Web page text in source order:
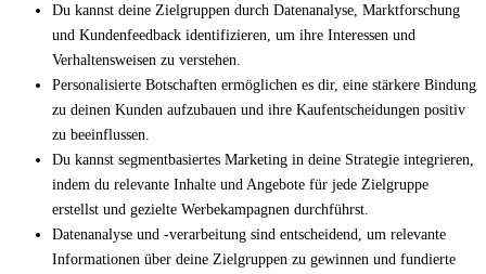
Du kannst deine Zielgruppen durch Datenanalyse, Marktforschung
und Kundenfeedback identifizieren, um ihre Interessen und
Verhaltensweisen zu verstehen.
Personalisierte Botschaften ermöglichen es dir, eine stärkere Bindung
zu deinen Kunden aufzubauen und ihre Kaufentscheidungen positiv
zu beeinflussen.
Du kannst segmentbasiertes Marketing in deine Strategie integrieren,
indem du relevante Inhalte und Angebote für jede Zielgruppe
erstellst und gezielte Werbekampagnen durchführst.
Datenanalyse und -verarbeitung sind entscheidend, um relevante
Informationen über deine Zielgruppen zu gewinnen und fundierte